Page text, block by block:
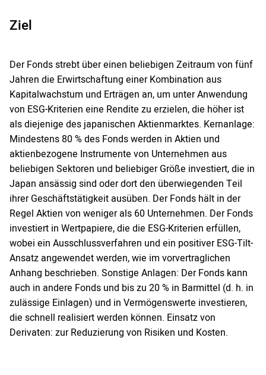
Ziel
Der Fonds strebt über einen beliebigen Zeitraum von fünf
Jahren die Erwirtschaftung einer Kombination aus
Kapitalwachstum und Erträgen an, um unter Anwendung
von ESG-Kriterien eine Rendite zu erzielen, die höher ist
als diejenige des japanischen Aktienmarktes. Kernanlage:
Mindestens 80 % des Fonds werden in Aktien und
aktienbezogene Instrumente von Unternehmen aus
beliebigen Sektoren und beliebiger Größe investiert, die in
Japan ansässig sind oder dort den überwiegenden Teil
ihrer Geschäftstätigkeit ausüben. Der Fonds hält in der
Regel Aktien von weniger als 60 Unternehmen. Der Fonds
investiert in Wertpapiere, die die ESG-Kriterien erfüllen,
wobei ein Ausschlussverfahren und ein positiver ESG-Tilt-
Ansatz angewendet werden, wie im vorvertraglichen
Anhang beschrieben. Sonstige Anlagen: Der Fonds kann
auch in andere Fonds und bis zu 20 % in Barmittel (d. h. in
zulässige Einlagen) und in Vermögenswerte investieren,
die schnell realisiert werden können. Einsatz von
Derivaten: zur Reduzierung von Risiken und Kosten.